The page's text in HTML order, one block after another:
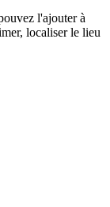
l'ajouter à
localiser le lieu